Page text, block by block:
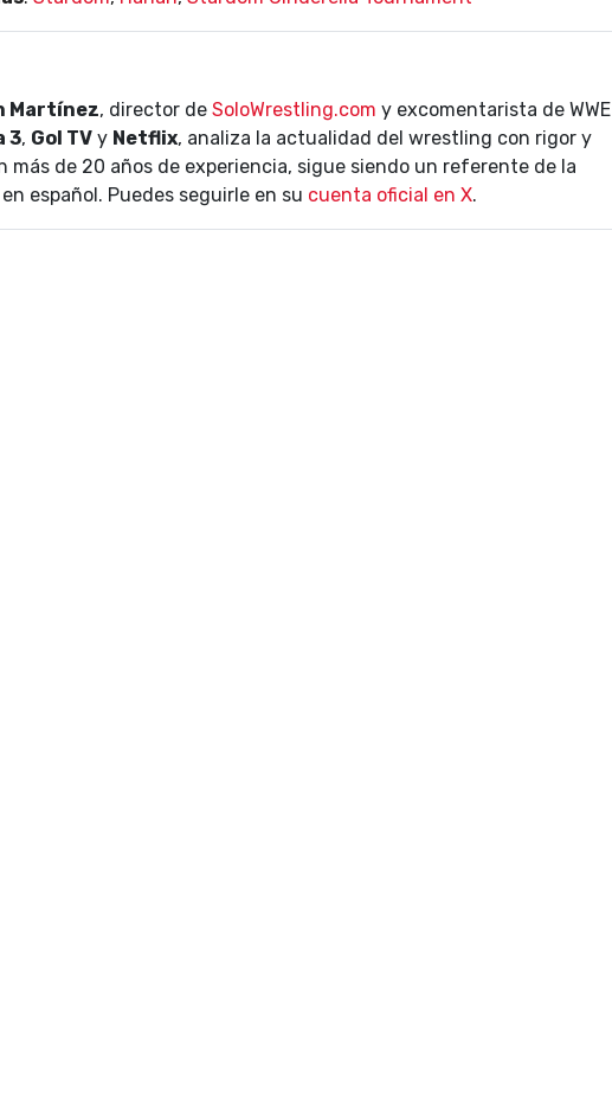
Martínez, director de SoloWrestling.com y excomentarista de WWE
3, Gol TV y Netflix, analiza la actualidad del wrestling con rigor y
más de 20 años de experiencia, sigue siendo un referente de la
español. Puedes seguirle en su cuenta oficial en X.